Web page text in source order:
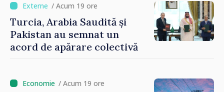
/ Acum 19 ore
Turcia, Arabia Saudită și
Pakistan au semnat un
acord de apărare colectivă
/ Acum 19 ore